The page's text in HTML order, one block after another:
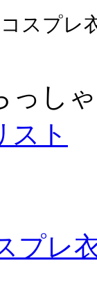
スプレ
っし
スト
プレ